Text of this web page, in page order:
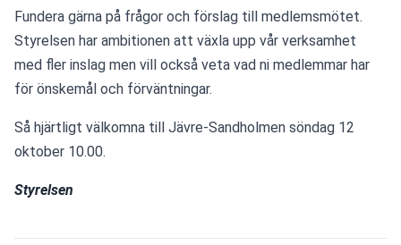
Fundera gärna på frågor och förslag till medlemsmötet.
Styrelsen har ambitionen att växla upp vår verksamhet
med fler inslag men vill också veta vad ni medlemmar har
för önskemål och förväntningar.
Så hjärtligt välkomna till Jävre-Sandholmen söndag 12
oktober 10.00.
Styrelsen